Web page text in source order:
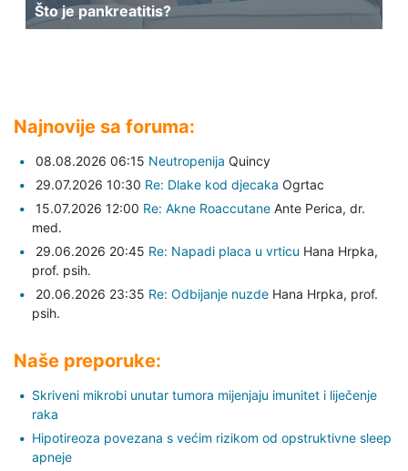
Što je pankreatitis?
Najnovije sa foruma:
08.08.2026 06:15 Neutropenija Quincy
29.07.2026 10:30 Re: Dlake kod djecaka Ogrtac
15.07.2026 12:00 Re: Akne Roaccutane Ante Perica, dr.
med.
29.06.2026 20:45 Re: Napadi placa u vrticu Hana Hrpka,
prof. psih.
20.06.2026 23:35 Re: Odbijanje nuzde Hana Hrpka, prof.
psih.
Naše preporuke:
Skriveni mikrobi unutar tumora mijenjaju imunitet i liječenje
raka
Hipotireoza povezana s većim rizikom od opstruktivne sleep
apneje